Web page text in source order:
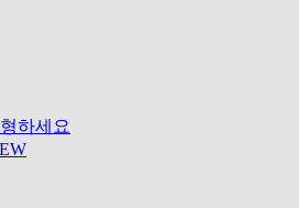
하세요